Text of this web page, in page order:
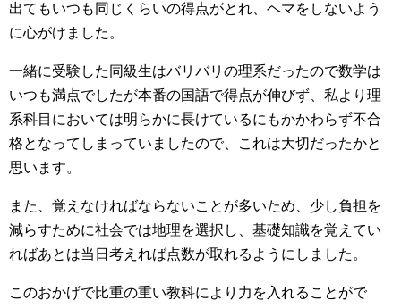
出てもいつも同じくらいの得点がとれ、ヘマをしないよう
に心がけました。
一緒に受験した同級生はバリバリの理系だったので数学は
いつも満点でしたが本番の国語で得点が伸びず、私より理
系科目においては明らかに長けているにもかかわらず不合
格となってしまっていましたので、これは大切だったかと
思います。
また、覚えなければならないことが多いため、少し負担を
減らすために社会では地理を選択し、基礎知識を覚えてい
ればあとは当日考えれば点数が取れるようにしました。
このおかげで比重の重い教科により力を入れることがで